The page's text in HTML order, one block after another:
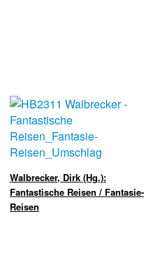
Walbrecker, Dirk (Hg.):
Fantastische Reisen / Fantasie-
Reisen